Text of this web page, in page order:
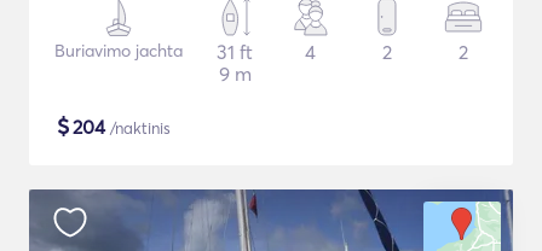
Buriavimo jachta
31 ft
9 m
4 2 2
$204/naktinis